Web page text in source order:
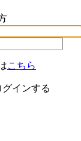
こちら
インする